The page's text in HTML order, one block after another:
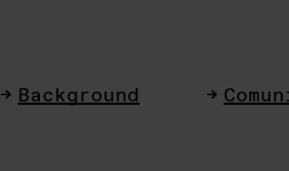
Background